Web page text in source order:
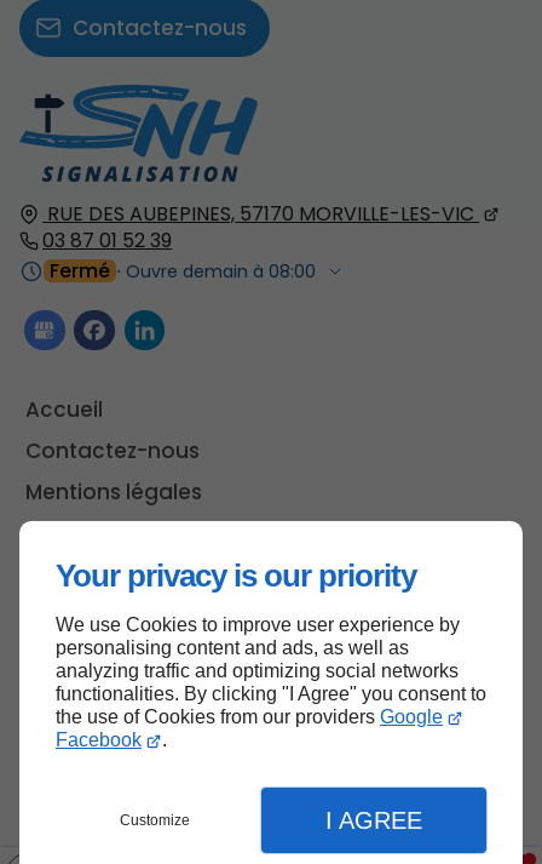
Your privacy is our priority
We use Cookies to improve user experience by
personalising content and ads, as well as
analyzing traffic and optimizing social networks
functionalities. By clicking "I Agree" you consent to
the use of Cookies from our providers Google
Facebook
.
Customize I AGREE
RUE DES AUBEPINES, 57170 MORVILLE-LES-VIC
03 87 01 52 39
Fermé ⋅ Ouvre demain à 08:00
Accueil
Contactez-nous
Mentions légales
Plan du site
Contactez-nous
Haut de page